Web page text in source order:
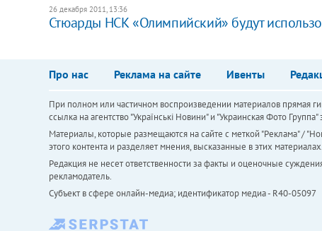
26 декабря 2011, 13:36
Стюарды НСК «Олимпийский» будут
Про нас Реклама на сайте Ивенты
При полном или частичном воспроизведении материалов прямая
ссылка на агентство "Українськi Новини" и "Украинская Фото
Материалы, которые размещаются на сайте с меткой "Реклама" /
этого контента и разделяет мнения, высказанные в этих материалах.
Редакция не несет ответственности за факты и оценочные
рекламодатель.
Субъект в сфере онлайн-медиа; идентификатор медиа - R40-05097